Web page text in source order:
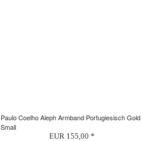
Paulo Coelho Aleph Armband Portugiesisch Gold
Small
EUR 155,00 *